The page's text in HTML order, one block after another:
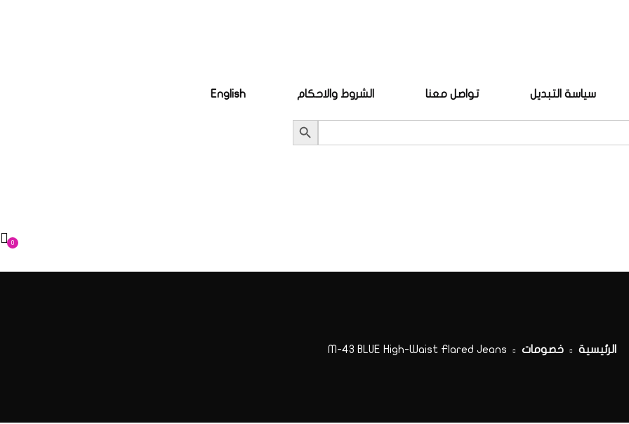
سياسة التبديل تواصل معنا الشروط والاحكام English
0
الرئيسية خصومات M-43 BLUE High-Waist Flared Jeans